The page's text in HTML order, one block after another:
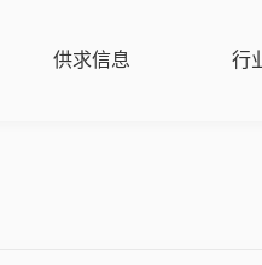
供求信息 行